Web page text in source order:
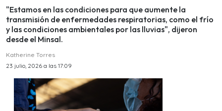
"Estamos en las condiciones para que aumente la
transmisión de enfermedades respiratorias, como el frío
y las condiciones ambientales por las lluvias", dijeron
desde el Minsal.
Katherine Torres
23 julio, 2026 a las 17:09